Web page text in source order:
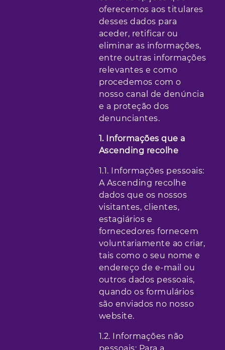
oferecemos aos titulares
desses dados para
aceder, retificar ou
eliminar as informações,
entre outras informações
relevantes e como
procedemos com o
nosso canal de denúncia
e a proteção dos
denunciantes.
1. Informações que a
Ascending recolhe
1.1. Informações pessoais:
A Ascending recolhe
dados que os nossos
visitantes, clientes,
estagiários e
fornecedores fornecem
voluntariamente ao criar,
tais como o seu nome e
endereço de e-mail ou
outros dados pessoais,
quando os formulários
são enviados no nosso
website.
1.2. Informações não